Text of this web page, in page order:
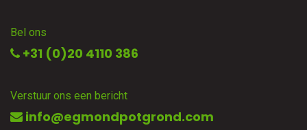
Bel ons
+31 (0)20 4110 386
Verstuur ons een bericht
info@egmondpotgrond.com